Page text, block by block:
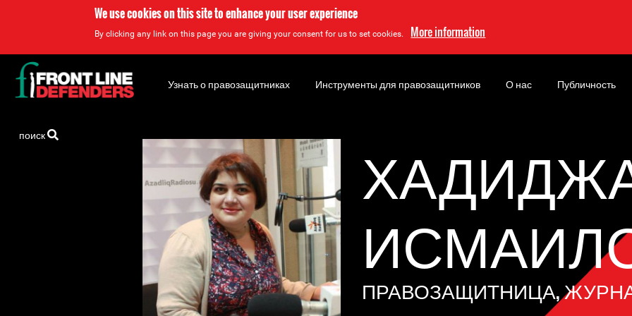
We use cookies on this site to enhance your user experience
By clicking any link on this page you are giving your consent for us to set cookies. More information
ПРАВОЗАЩИТНИЦА,
Back
to
top
Узнать о правозащитниках Инструменты для правозащитников О нас Публичность
поиск